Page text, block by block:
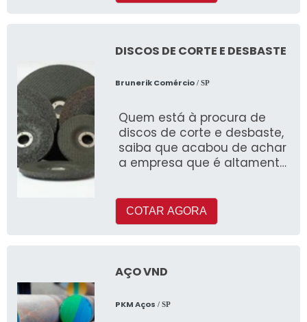
DISCOS DE CORTE E DESBASTE
Brunerik Comércio/ SP
Quem está à procura de
discos de corte e desbaste,
saiba que acabou de achar
a empresa que é altamente
COTAR AGORA
AÇO VND
PKM Aços / SP